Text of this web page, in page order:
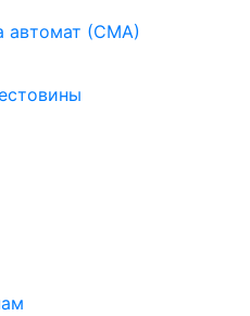
автомат (СМА)